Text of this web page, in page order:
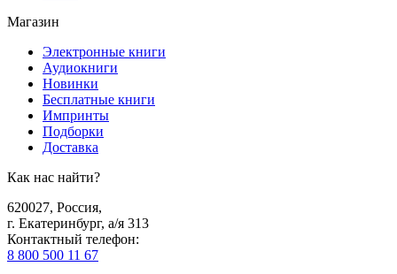
Магазин
Электронные книги
Аудиокниги
Новинки
Бесплатные книги
Импринты
Подборки
Доставка
Как нас найти?
620027, Россия,
г. Екатеринбург, а/я 313
Контактный телефон:
8 800 500 11 67